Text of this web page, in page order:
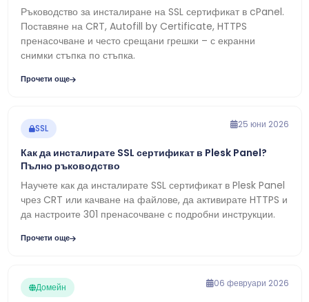
Ръководство за инсталиране на SSL сертификат в cPanel.
Поставяне на CRT, Autofill by Certificate, HTTPS
пренасочване и често срещани грешки – с екранни
снимки стъпка по стъпка.
Прочети още
SSL 25 юни 2026
Как да инсталирате SSL сертификат в Plesk Panel?
Пълно ръководство
Научете как да инсталирате SSL сертификат в Plesk Panel
чрез CRT или качване на файлове, да активирате HTTPS и
да настроите 301 пренасочване с подробни инструкции.
Прочети още
Домейн 06 февруари 2026